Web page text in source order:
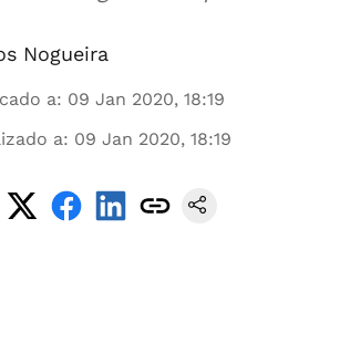
Nogueira
a: 09 Jan 2020, 18:19
a: 09 Jan 2020, 18:19